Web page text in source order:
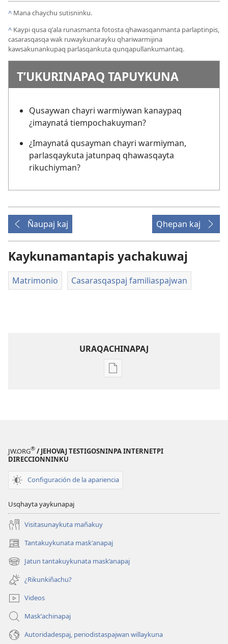
^ Mana chaychu sutisninku.
^ Kaypi qusa qʼala runasmanta fotosta qhawasqanmanta parlaptinpis,
casarasqasqa wak ruwaykunarayku qhariwarmijina
kawsakunankupaq parlasqankuta qunqapullankumantaq.
TʼUKURINAPAQ TAPUYKUNA
Qusaywan chayri warmiywan kanaypaq
¿imaynatá tiempochakuyman?
¿Imaynatá qusayman chayri warmiyman,
parlasqaykuta jatunpaq qhawasqayta
rikuchiyman?
Ñaupaj kaj Qhepan kaj
Kaykunamantapis yachakuwaj
Matrimonio Casarasqaspaj familiaspajwan
URAQACHINAPAJ
Publicacionta
JW.ORG® / JEHOVAJ TESTIGOSNINPA INTERNETPI
DIRECCIONNINKU
Configuración de la apariencia
Usqhayta yaykunapaj
Visitasunaykuta mañakuy
Tantakuykunata mask'anapaj
(opens
new
window)
Jatun tantakuykunata mask’anapaj
(opens
new
window)
¿Rikunkiñachu?
Videos
Maskʼachinapaj
Autoridadespaj, periodistaspajwan willaykuna